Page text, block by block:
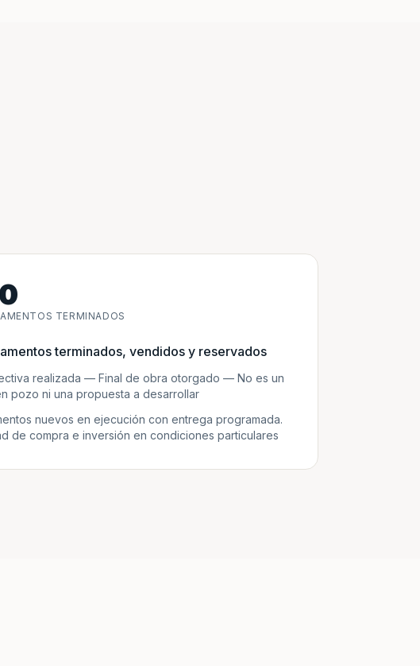
TERMINADOS
terminados, vendidos y reservados
realizada — Final de obra otorgado — No es un
pozo ni una propuesta a desarrollar
nuevos en ejecución con entrega programada.
de compra e inversión en condiciones particulares